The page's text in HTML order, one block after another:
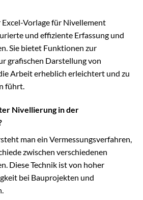
Vorlage für Nivellement
und effiziente Erfassung und
Sie bietet Funktionen zur
grafischen Darstellung von
Arbeit erheblich erleichtert und zu
führt.
Nivellierung in der
man ein Vermessungsverfahren,
zwischen verschiedenen
Diese Technik ist von hoher
bei Bauprojekten und